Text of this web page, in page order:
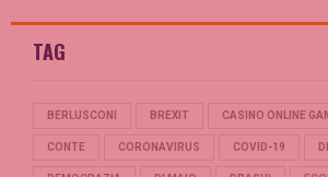
TAG
BERLUSCONI BREXIT CASINO ONLINE
CONTE CORONAVIRUS COVID-19